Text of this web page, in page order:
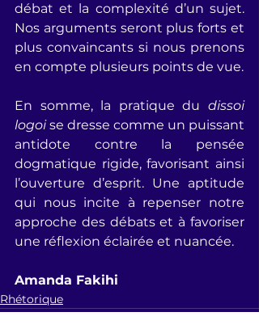
débat et la complexité d’un sujet.
Nos arguments seront plus forts et
plus convaincants si nous prenons
en compte plusieurs points de vue.
En somme, la pratique du dissoi
logoi se dresse comme un puissant
antidote contre la pensée
dogmatique rigide, favorisant ainsi
l’ouverture d’esprit. Une aptitude
qui nous incite à repenser notre
approche des débats et à favoriser
une réflexion éclairée et nuancée.
Amanda Fakihi
Rhétorique